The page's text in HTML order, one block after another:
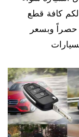
لكم كافة قطع
حصراً وبسعر